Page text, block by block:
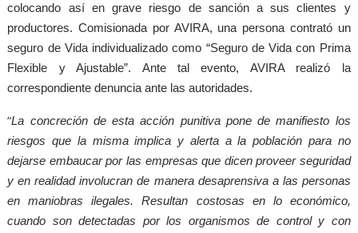
colocando así en grave riesgo de sanción a sus clientes y
productores. Comisionada por AVIRA, una persona contrató un
seguro de Vida individualizado como “Seguro de Vida con Prima
Flexible y Ajustable”. Ante tal evento, AVIRA realizó la
correspondiente denuncia ante las autoridades.
“La concreción de esta acción punitiva pone de manifiesto los
riesgos que la misma implica y alerta a la población para no
dejarse embaucar por las empresas que dicen proveer seguridad
y en realidad involucran de manera desaprensiva a las personas
en maniobras ilegales. Resultan costosas en lo económico,
cuando son detectadas por los organismos de control y con